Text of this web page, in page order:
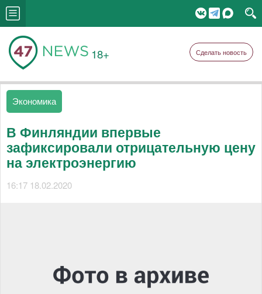
18+ Сделать новость
Экономика
В Финляндии впервые
зафиксировали отрицательную цену
на электроэнергию
16:17 18.02.2020